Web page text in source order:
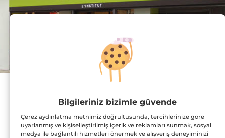
Gaziosmanpaşa
Mahallesi, 381 Sokak, 10
Burda AVM, No:3/97
10100 Altıeylül
HARİTADA GÖSTER
Bilgileriniz bizimle güvende
Çerez aydınlatma metnimiz doğrultusunda, tercihlerinize göre
uyarlanmış ve kişiselleştirilmiş içerik ve reklamları sunmak, sosyal
medya ile bağlantılı hizmetleri önermek ve alışveriş deneyiminizi